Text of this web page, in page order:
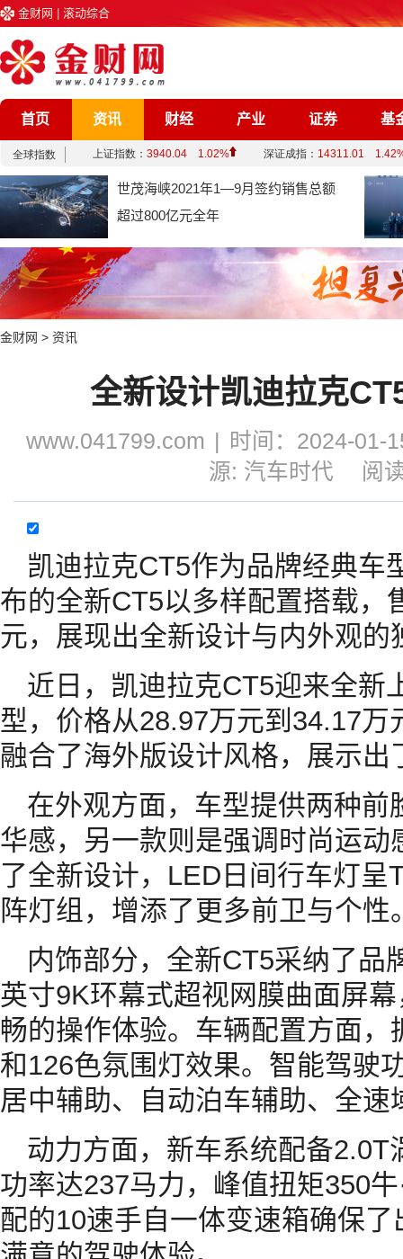
金财网 滚动综合
首页 资讯 财经 产业 证券 基
企业 文化 娱乐
综合
世茂海峡2021年1—9月签约销售总额
超过800亿元全年
金财网 > 资讯
全新设计凯迪拉克
www.041799.com
时间：2024-01-
源: 汽车时代
阅
凯迪拉克CT5作为品牌经典车
布的全新CT5以多样配置搭载，
元，展现出全新设计与内外观的
近日，凯迪拉克CT5迎来全新
型，价格从28.97万元到34.17
融合了海外版设计风格，展示
在外观方面，车型提供两种
华感，另一款则是强调时尚运
了全新设计，LED日间行车灯
阵灯组，增添了更多前卫与个性
内饰部分，全新CT5采纳了品
英寸9K环幕式超视网膜曲面屏
畅的操作体验。车辆配置方面
和126色氛围灯效果。智能驾驶
居中辅助、自动泊车辅助、全
动力方面，新车系统配备
功率达237马力，峰值扭矩350
配的10速手自一体变速箱确保